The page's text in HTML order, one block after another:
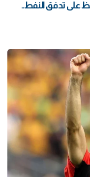
على تدفق النفط..